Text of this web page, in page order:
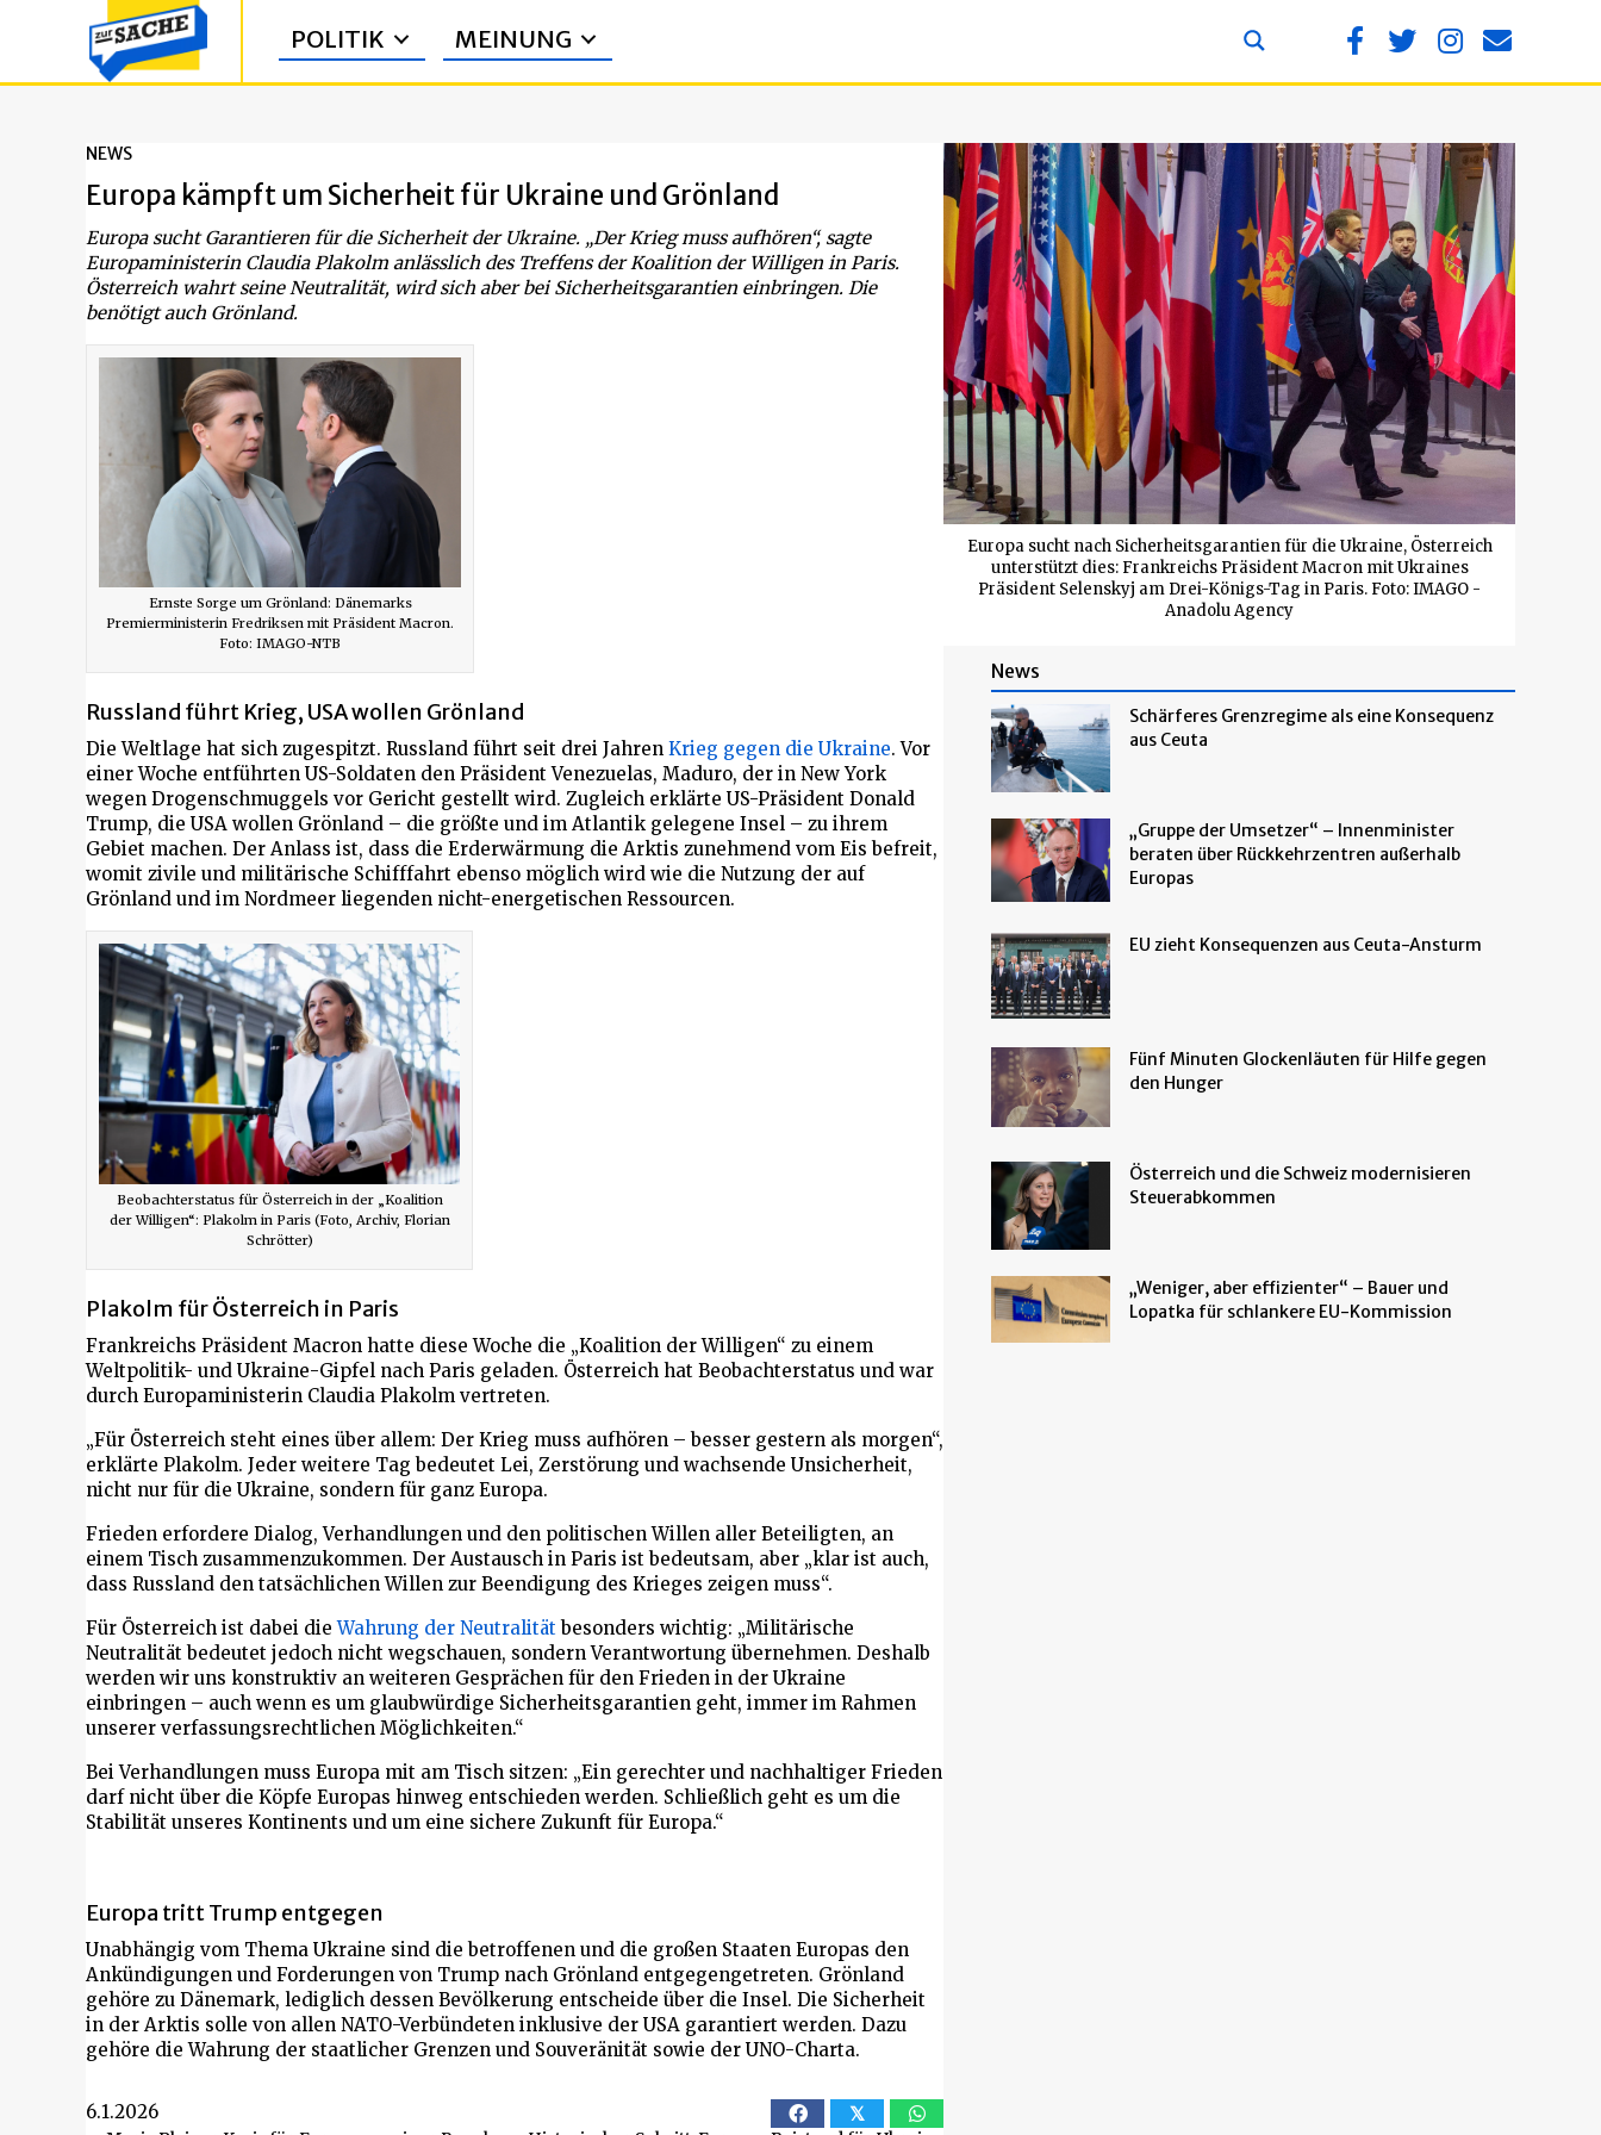
POLITIK MEINUNG
NEWS
Europa kämpft um Sicherheit für Ukraine und Grönland
Europa sucht Garantieren für die Sicherheit der Ukraine. „Der Krieg muss aufhören“, sagte
Europaministerin Claudia Plakolm anlässlich des Treffens der Koalition der Willigen in Paris.
Österreich wahrt seine Neutralität, wird sich aber bei Sicherheitsgarantien einbringen. Die
benötigt auch Grönland.
Ernste Sorge um Grönland: Dänemarks
Premierministerin Fredriksen mit Präsident Macron.
Foto: IMAGO-NTB
Russland führt Krieg, USA wollen Grönland
Die Weltlage hat sich zugespitzt. Russland führt seit drei Jahren Krieg gegen die Ukraine. Vor
einer Woche entführten US-Soldaten den Präsident Venezuelas, Maduro, der in New York
wegen Drogenschmuggels vor Gericht gestellt wird. Zugleich erklärte US-Präsident Donald
Trump, die USA wollen Grönland – die größte und im Atlantik gelegene Insel – zu ihrem
Gebiet machen. Der Anlass ist, dass die Erderwärmung die Arktis zunehmend vom Eis befreit,
womit zivile und militärische Schifffahrt ebenso möglich wird wie die Nutzung der auf
Grönland und im Nordmeer liegenden nicht-energetischen Ressourcen.
Beobachterstatus für Österreich in der „Koalition
der Willigen“: Plakolm in Paris (Foto, Archiv, Florian
Schrötter)
Plakolm für Österreich in Paris
Frankreichs Präsident Macron hatte diese Woche die „Koalition der Willigen“ zu einem
Weltpolitik- und Ukraine-Gipfel nach Paris geladen. Österreich hat Beobachterstatus und war
durch Europaministerin Claudia Plakolm vertreten.
„Für Österreich steht eines über allem: Der Krieg muss aufhören – besser gestern als morgen“,
erklärte Plakolm. Jeder weitere Tag bedeutet Lei, Zerstörung und wachsende Unsicherheit,
nicht nur für die Ukraine, sondern für ganz Europa.
Frieden erfordere Dialog, Verhandlungen und den politischen Willen aller Beteiligten, an
einem Tisch zusammenzukommen. Der Austausch in Paris ist bedeutsam, aber „klar ist auch,
dass Russland den tatsächlichen Willen zur Beendigung des Krieges zeigen muss“.
Für Österreich ist dabei dieWahrung der Neutralität besonders wichtig: „Militärische
Neutralität bedeutet jedoch nicht wegschauen, sondern Verantwortung übernehmen. Deshalb
werden wir uns konstruktiv an weiteren Gesprächen für den Frieden in der Ukraine
einbringen – auch wenn es um glaubwürdige Sicherheitsgarantien geht, immer im Rahmen
unserer verfassungsrechtlichen Möglichkeiten.“
Bei Verhandlungen muss Europa mit am Tisch sitzen: „Ein gerechter und nachhaltiger Frieden
darf nicht über die Köpfe Europas hinweg entschieden werden. Schließlich geht es um die
Stabilität unseres Kontinents und um eine sichere Zukunft für Europa.“
Europa tritt Trump entgegen
Unabhängig vom Thema Ukraine sind die betroffenen und die großen Staaten Europas den
Ankündigungen und Forderungen von Trump nach Grönland entgegengetreten. Grönland
gehöre zu Dänemark, lediglich dessen Bevölkerung entscheide über die Insel. Die Sicherheit
in der Arktis solle von allen NATO-Verbündeten inklusive der USA garantiert werden. Dazu
gehöre die Wahrung der staatlicher Grenzen und Souveränität sowie der UNO-Charta.
6.1.2026 𝕏
Europa sucht nach Sicherheitsgarantien für die Ukraine, Österreich
unterstützt dies: Frankreichs Präsident Macron mit Ukraines
Präsident Selenskyj am Drei-Königs-Tag in Paris. Foto: IMAGO -
Anadolu Agency
News
Schärferes Grenzregime als eine Konsequenz
aus Ceuta
„Gruppe der Umsetzer“ – Innenminister
beraten über Rückkehrzentren außerhalb
Europas
EU zieht Konsequenzen aus Ceuta-Ansturm
Fünf Minuten Glockenläuten für Hilfe gegen
den Hunger
Österreich und die Schweiz modernisieren
Steuerabkommen
„Weniger, aber effizienter“ – Bauer und
Lopatka für schlankere EU-Kommission